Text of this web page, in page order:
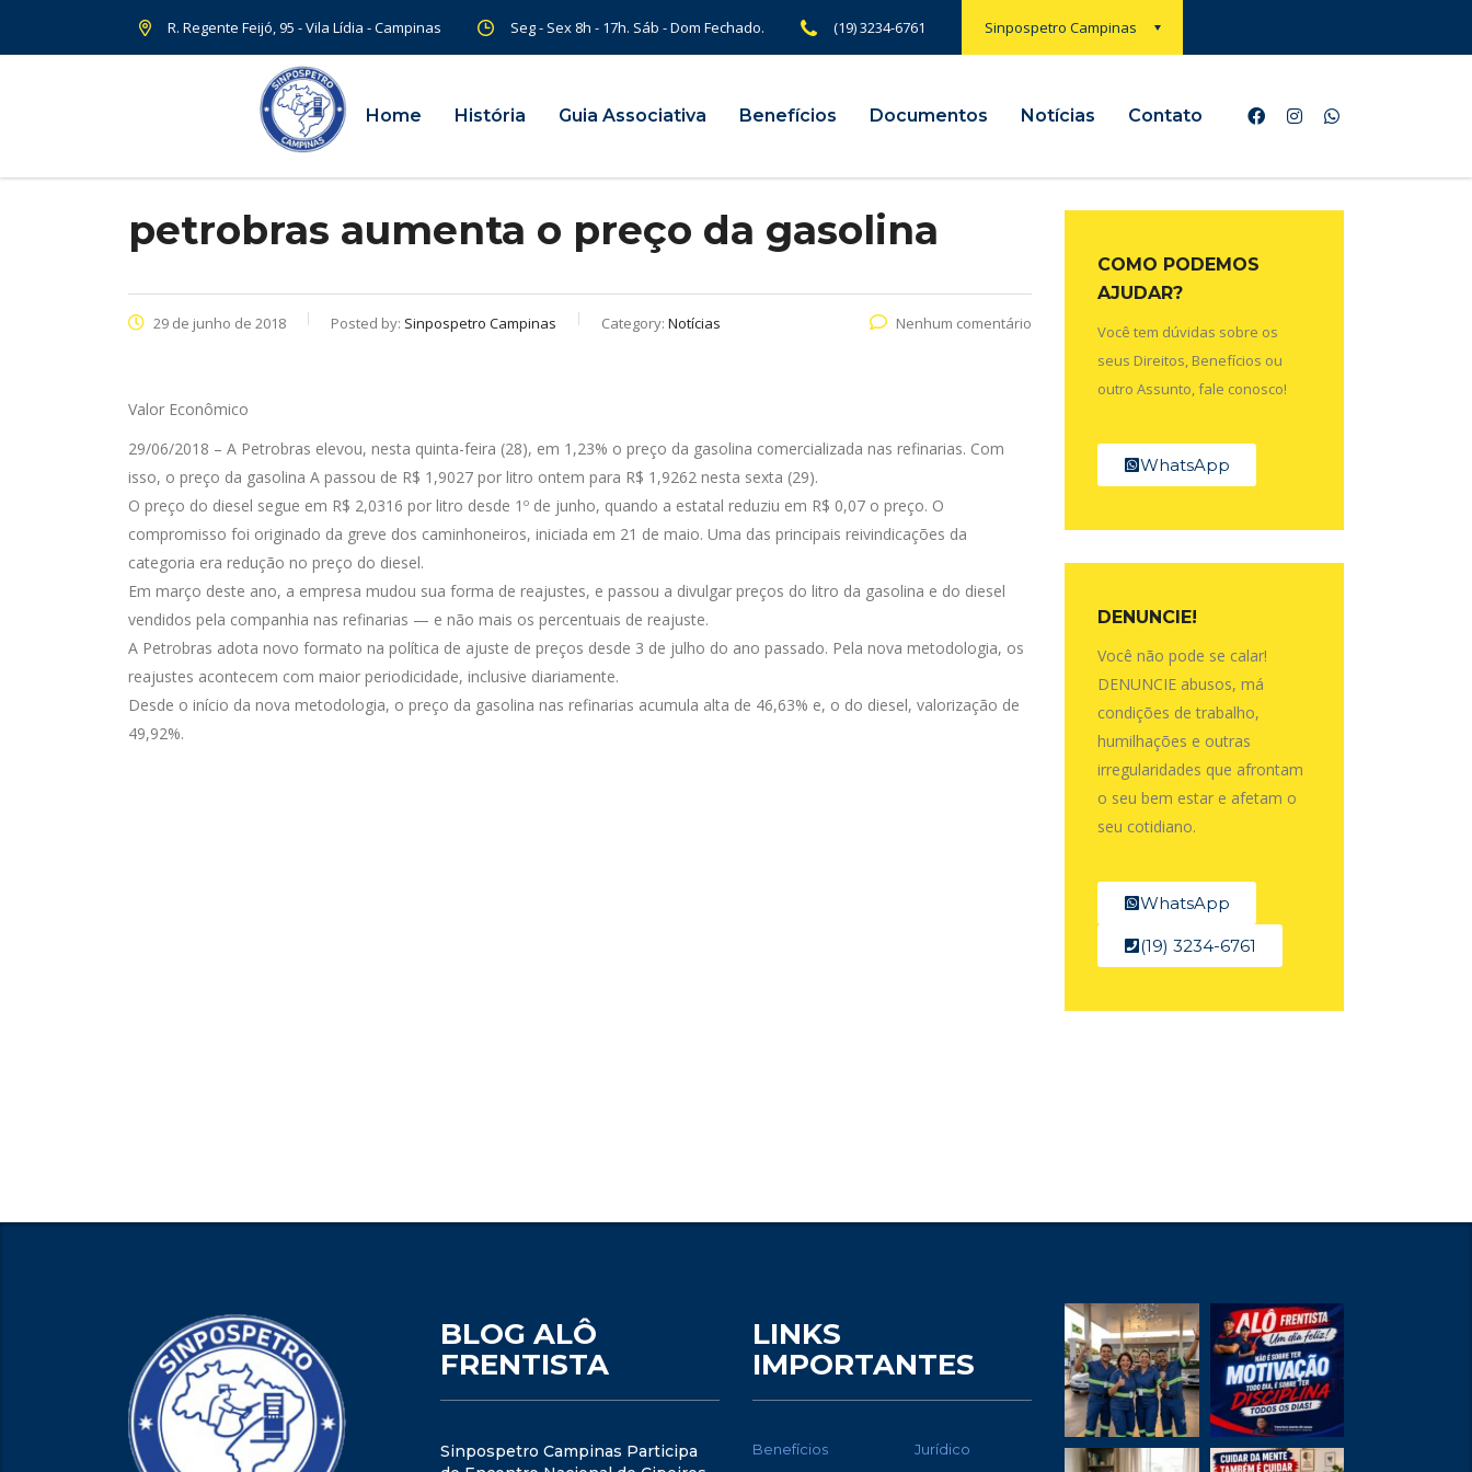
Sinpospetro Campinas
R. Regente Feijó, 95 - Vila Lídia - Campinas Seg - Sex 8h - 17h. Sáb - Dom Fechado. (19) 3234-6761
Home História Guia Associativa Benefícios Documentos Notícias Contato
petrobras aumenta o preço da gasolina
29 de junho de 2018 Posted by: Sinpospetro Campinas Category: Notícias Nenhum comentário
Valor Econômico
29/06/2018 – A Petrobras elevou, nesta quinta-feira (28), em 1,23% o preço da gasolina comercializada nas refinarias. Com
isso, o preço da gasolina A passou de R$ 1,9027 por litro ontem para R$ 1,9262 nesta sexta (29).
O preço do diesel segue em R$ 2,0316 por litro desde 1º de junho, quando a estatal reduziu em R$ 0,07 o preço. O
compromisso foi originado da greve dos caminhoneiros, iniciada em 21 de maio. Uma das principais reivindicações da
categoria era redução no preço do diesel.
Em março deste ano, a empresa mudou sua forma de reajustes, e passou a divulgar preços do litro da gasolina e do diesel
vendidos pela companhia nas refinarias — e não mais os percentuais de reajuste.
A Petrobras adota novo formato na política de ajuste de preços desde 3 de julho do ano passado. Pela nova metodologia, os
reajustes acontecem com maior periodicidade, inclusive diariamente.
Desde o início da nova metodologia, o preço da gasolina nas refinarias acumula alta de 46,63% e, o do diesel, valorização de
49,92%.
COMO PODEMOS
AJUDAR?
Você tem dúvidas sobre os
seus Direitos, Benefícios ou
outro Assunto, fale conosco!
WhatsApp
DENUNCIE!
Você não pode se calar!
DENUNCIE abusos, má
condições de trabalho,
humilhações e outras
irregularidades que afrontam
o seu bem estar e afetam o
seu cotidiano.
WhatsApp
(19) 3234-6761
BLOG ALÔ
FRENTISTA
Sinpospetro Campinas Participa
LINKS
IMPORTANTES
Benefícios Jurídico